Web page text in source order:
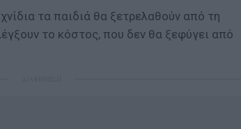
τα παιδιά θα ξετρελαθούν από τη
το κόστος, που δεν θα ξεφύγει από